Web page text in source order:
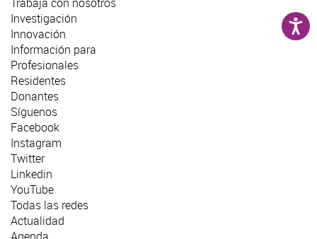
Investigación
Innovación
Información para
Profesionales
Residentes
Donantes
Síguenos
Facebook
Instagram
Twitter
Linkedin
YouTube
Todas las redes
Actualidad